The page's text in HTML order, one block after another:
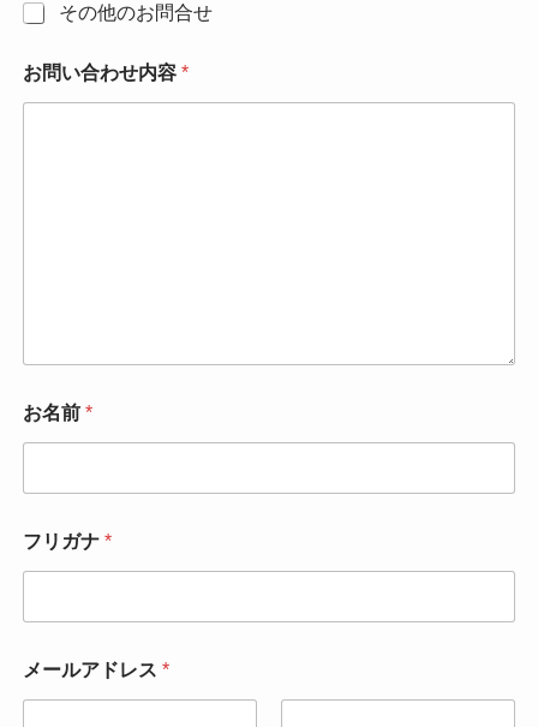
その他のお問合せ
お問い合わせ内容 *
お名前 *
フリガナ *
メールアドレス *